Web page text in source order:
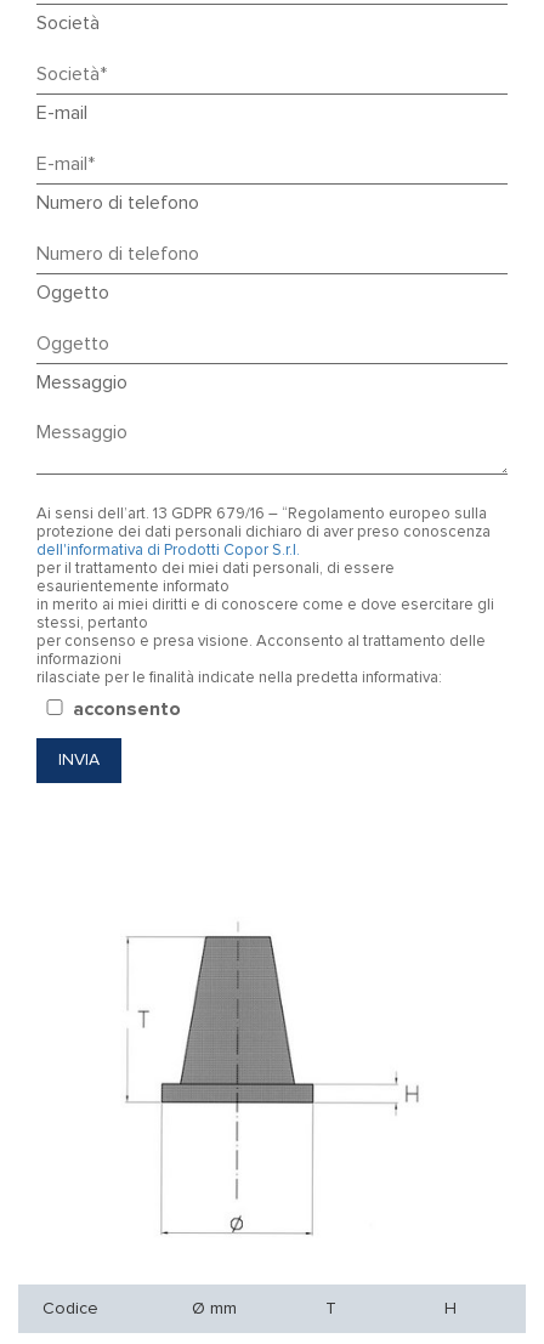
Società
E-mail
Numero di telefono
Oggetto
Messaggio
Ai sensi dell’art. 13 GDPR 679/16 – “Regolamento europeo sulla
protezione dei dati personali dichiaro di aver preso conoscenza
dell'informativa di Prodotti Copor S.r.l.
per il trattamento dei miei dati personali, di essere
esaurientemente informato
in merito ai miei diritti e di conoscere come e dove esercitare gli
stessi, pertanto
per consenso e presa visione. Acconsento al trattamento delle
informazioni
rilasciate per le finalità indicate nella predetta informativa:
acconsento
Codice Ø mm T H